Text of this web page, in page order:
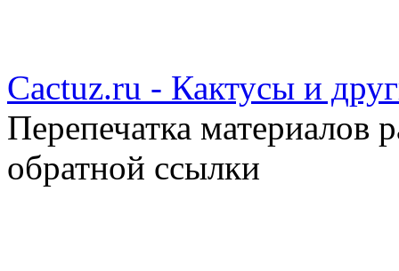
Cactuz.ru - Кактусы и
Перепечатка материалов
обратной ссылки